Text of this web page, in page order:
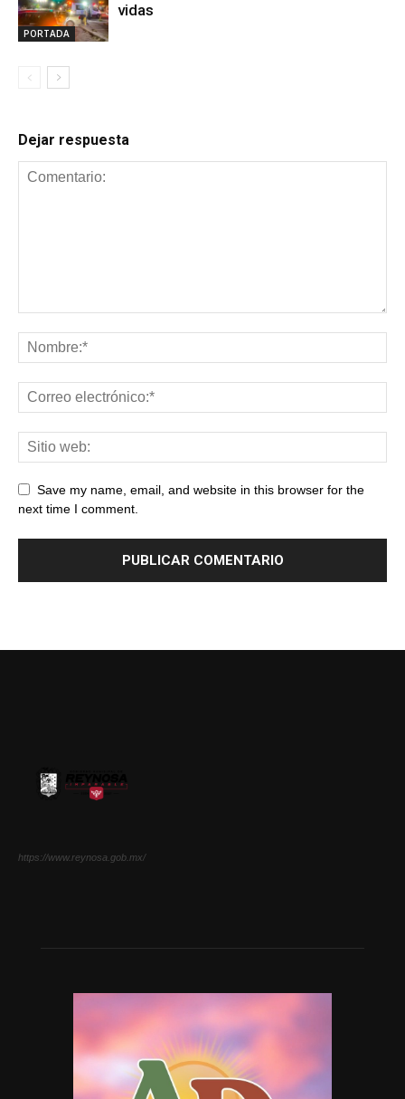
PORTADA
vidas
Dejar respuesta
Save my name, email, and website in this browser for the
next time I comment.
https://www.reynosa.gob.mx/